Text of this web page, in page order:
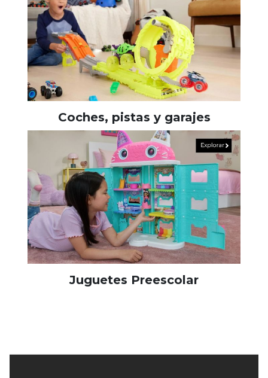
Coches, pistas y garajes
Juguetes Preescolar